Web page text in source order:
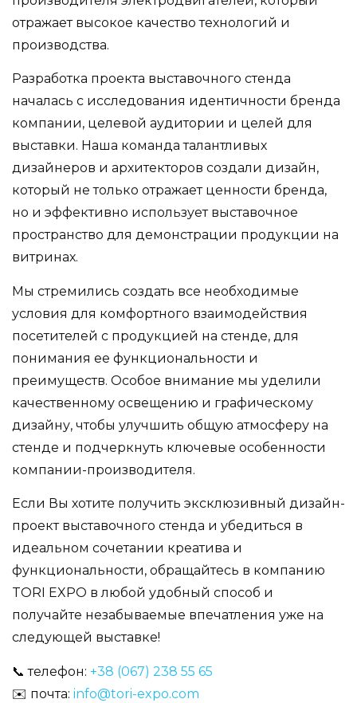
отражает высокое качество технологий и
производства.
Разработка проекта выставочного стенда
началась с исследования идентичности бренда
компании, целевой аудитории и целей для
выставки. Наша команда талантливых
дизайнеров и архитекторов создали дизайн,
который не только отражает ценности бренда,
но и эффективно использует выставочное
пространство для демонстрации продукции на
витринах.
Мы стремились создать все необходимые
условия для комфортного взаимодействия
посетителей с продукцией на стенде, для
понимания ее функциональности и
преимуществ. Особое внимание мы уделили
качественному освещению и графическому
дизайну, чтобы улучшить общую атмосферу на
стенде и подчеркнуть ключевые особенности
компании-производителя.
Если Вы хотите получить эксклюзивный дизайн-
проект выставочного стенда и убедиться в
идеальном сочетании креатива и
функциональности, обращайтесь в компанию
TORI EXPO в любой удобный способ и
получайте незабываемые впечатления уже на
следующей выставке!
📞 телефон: +38 (067) 238 55 65
✉️ почта: info@tori-expo.com